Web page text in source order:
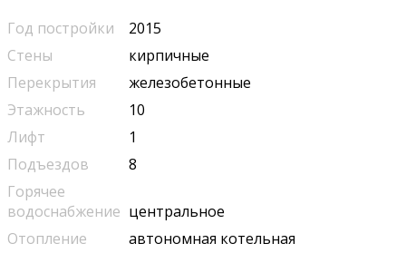
Год постройки
2015
Стены
кирпичные
Перекрытия
железобетонные
Этажность
10
Лифт
1
Подъездов
8
Горячее
водоснабжение центральное
Отопление
автономная котельная